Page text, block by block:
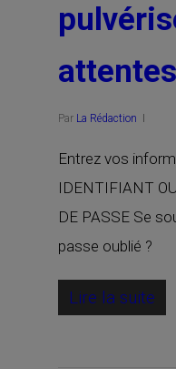
attentes
Par La Rédaction
Entrez vos
IDENTIFIANT
DE PASSE Se
passe oublié ?
Lire la suite